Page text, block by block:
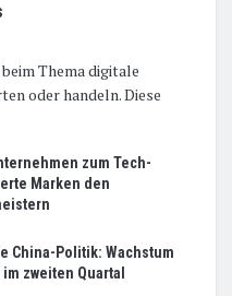
Thema digitale
oder handeln. Diese
zum Tech-
Marken den
China-Politik: Wachstum
zweiten Quartal